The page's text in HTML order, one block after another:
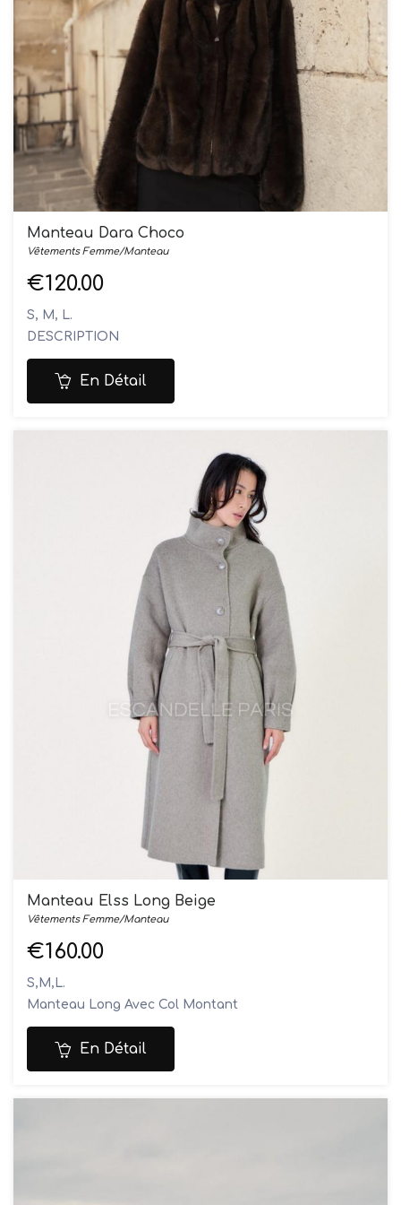
Manteau Dara Choco
Vêtements Femme/Manteau
€120.00
S, M, L.
DESCRIPTION
Blouson en fausse fourrure
Col montant pour une protection optimale contre le
Pli sur le bas et les manches
Le mannequin mesure 1M75 et porte une taille S
Composition: 100% polyester
• Eau de Javel interdit
• Ne pas sécher en machine
• Nettoyage à sec
En Détail
Manteau Elss Long Beige
Vêtements Femme/Manteau
€160.00
S,M,L.
Manteau Long Avec Col Montant
Le mannequin mesure 1M75 et porte une taille S
Composition: 70% Laine / 25% Polyester Recyclé /
5%Lyocel
En Détail